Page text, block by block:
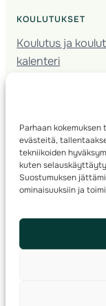
Parhaan
evästeitä,
tekniikoiden
kuten
Suostumuksen
ominaisuuksiin ja
KOULUTUKSET
Koulutus ja
kalenteri
Kartoitus
Ratamestari
© 2025 ·Suomen
Kilpailut ja